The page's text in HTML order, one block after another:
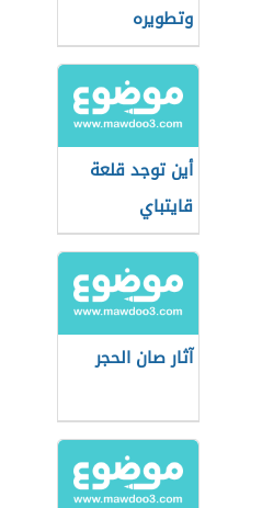
وتطويره
أين توجد قلعة
قايتباي
آثار صان الحجر